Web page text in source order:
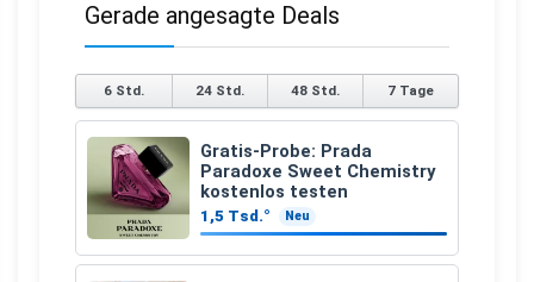
Gerade angesagte Deals
6 Std. 24 Std. 48 Std. 7 Tage
Gratis-Probe: Prada
Paradoxe Sweet Chemistry
kostenlos testen
1,5 Tsd.° Neu